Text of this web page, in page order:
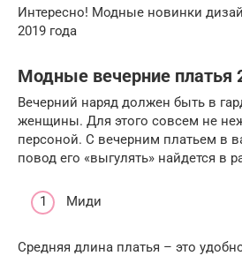
Интересно! Модные новинки
2019 года
Модные вечерние платья
Вечерний наряд должен быть в
женщины. Для этого совсем не
персоной. С вечерним платьем в
повод его «выгулять» найдется в
Миди
Средняя длина платья – это